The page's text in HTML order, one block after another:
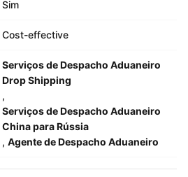
Sim
Cost-effective
Serviços de Despacho Aduaneiro
Drop Shipping
,
Serviços de Despacho Aduaneiro
China para Rússia
, Agente de Despacho Aduaneiro